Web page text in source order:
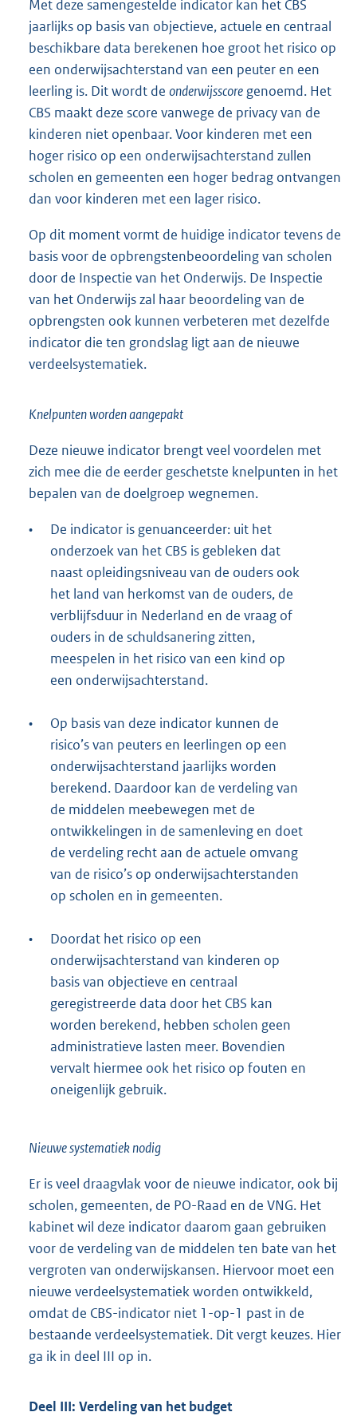
Met deze samengestelde indicator kan het CBS
jaarlijks op basis van objectieve, actuele en centraal
beschikbare data berekenen hoe groot het risico op
een onderwijsachterstand van een peuter en een
leerling is. Dit wordt de onderwijsscore genoemd. Het
CBS maakt deze score vanwege de privacy van de
kinderen niet openbaar. Voor kinderen met een
hoger risico op een onderwijsachterstand zullen
scholen en gemeenten een hoger bedrag ontvangen
dan voor kinderen met een lager risico.
Op dit moment vormt de huidige indicator tevens de
basis voor de opbrengstenbeoordeling van scholen
door de Inspectie van het Onderwijs. De Inspectie
van het Onderwijs zal haar beoordeling van de
opbrengsten ook kunnen verbeteren met dezelfde
indicator die ten grondslag ligt aan de nieuwe
verdeelsystematiek.
Knelpunten worden aangepakt
Deze nieuwe indicator brengt veel voordelen met
zich mee die de eerder geschetste knelpunten in het
bepalen van de doelgroep wegnemen.
•
De indicator is genuanceerder: uit het
onderzoek van het CBS is gebleken dat
naast opleidingsniveau van de ouders ook
het land van herkomst van de ouders, de
verblijfsduur in Nederland en de vraag of
ouders in de schuldsanering zitten,
meespelen in het risico van een kind op
een onderwijsachterstand.
•
Op basis van deze indicator kunnen de
risico’s van peuters en leerlingen op een
onderwijsachterstand jaarlijks worden
berekend. Daardoor kan de verdeling van
de middelen meebewegen met de
ontwikkelingen in de samenleving en doet
de verdeling recht aan de actuele omvang
van de risico’s op onderwijsachterstanden
op scholen en in gemeenten.
•
Doordat het risico op een
onderwijsachterstand van kinderen op
basis van objectieve en centraal
geregistreerde data door het CBS kan
worden berekend, hebben scholen geen
administratieve lasten meer. Bovendien
vervalt hiermee ook het risico op fouten en
oneigenlijk gebruik.
Nieuwe systematiek nodig
Er is veel draagvlak voor de nieuwe indicator, ook bij
scholen, gemeenten, de PO-Raad en de VNG. Het
kabinet wil deze indicator daarom gaan gebruiken
voor de verdeling van de middelen ten bate van het
vergroten van onderwijskansen. Hiervoor moet een
nieuwe verdeelsystematiek worden ontwikkeld,
omdat de CBS-indicator niet 1-op-1 past in de
bestaande verdeelsystematiek. Dit vergt keuzes. Hier
ga ik in deel III op in.
Deel III: Verdeling van het budget